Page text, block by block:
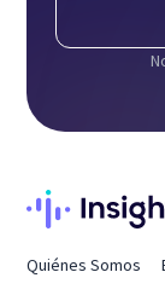
Quiénes Somos